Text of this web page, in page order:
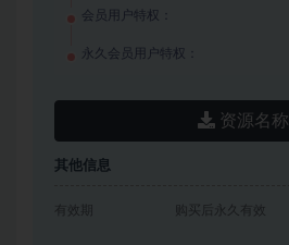
会员用户特权：
永久会员用户特权：
资源名称
其他信息
有效期 购买后永久有效